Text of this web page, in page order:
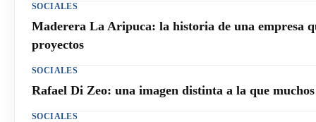
SOCIALES
Maderera La Aripuca: la historia de una empresa
proyectos
SOCIALES
Rafael Di Zeo: una imagen distinta a la que
SOCIALES